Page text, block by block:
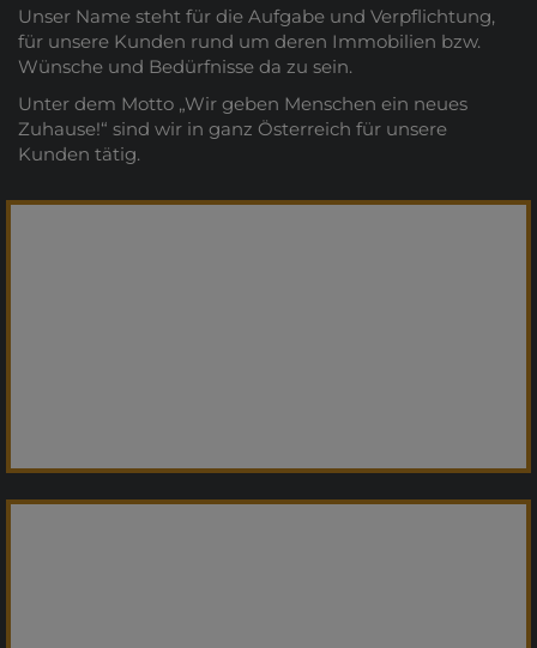
Unser Name steht für die Aufgabe und Verpflichtung,
für unsere Kunden rund um deren Immobilien bzw.
Wünsche und Bedürfnisse da zu sein.
Unter dem Motto „Wir geben Menschen ein neues
Zuhause!“ sind wir in ganz Österreich für unsere
Kunden tätig.